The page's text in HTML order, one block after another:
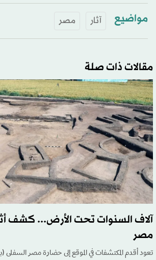
مواضيع آثار مصر
مقالات ذات صلة
آلاف السنوات تحت الأرض... كشف
مصر
تعود أقدم المكتشفات في الموقع إلى حضارة مصر السفلى